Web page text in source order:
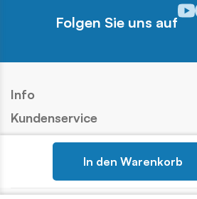
In den Warenkorb
Folgen Sie uns auf
Info
Kundenservice